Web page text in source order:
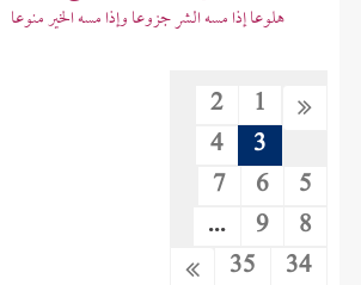
هلوعا إذا مسه الشر جزوعا وإذا مسه الخير منوعا
1
2
3
4
5
6
7
8
9
...
34
35